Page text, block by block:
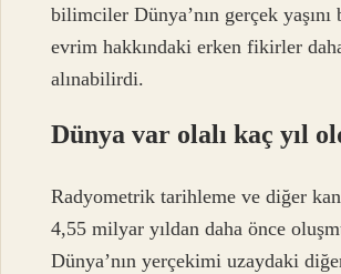
bilimciler Dünya’nın gerçek yaşını
evrim hakkındaki erken fikirler
alınabilirdi.
Dünya var olalı kaç yıl
Radyometrik tarihleme ve diğer
4,55 milyar yıldan daha önce
Dünya’nın yerçekimi uzaydaki